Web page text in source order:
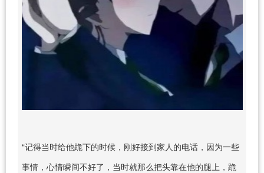
“记得当时给他跪下的时候，刚好接到家人的电话，因为一些
事情，心情瞬间不好了，当时就那么把头靠在他的腿上，跪